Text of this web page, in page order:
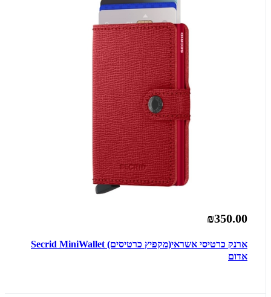
₪350.00
ארנק כרטיסי אשראי(מקפיץ כרטיסים) Secrid MiniWallet
אדום